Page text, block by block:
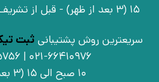
15 (3 بعد از ظهر) - قبل از تشریف آوردن تماس بگیرید
سریعترین روش پشتیبانی ثبت
021-66410976 | 09030925756
10 صبح الی 15 (3 بعد از ظهر)